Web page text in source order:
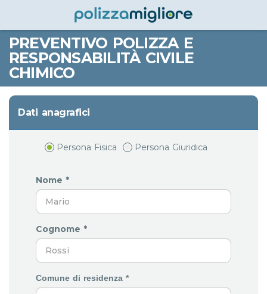
PREVENTIVO POLIZZA E
RESPONSABILITÀ CIVILE
CHIMICO
Dati anagrafici
Persona Fisica Persona Giuridica
Nome *
Cognome *
Comune di residenza *